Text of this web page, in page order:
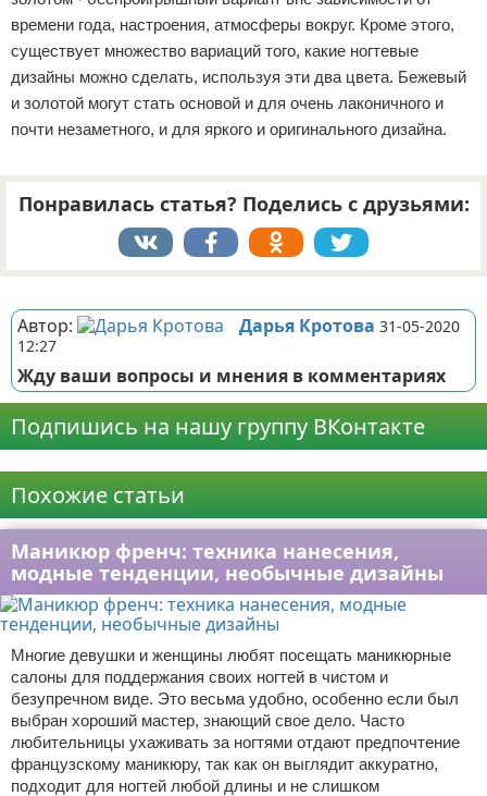
времени года, настроения, атмосферы вокруг. Кроме этого,
существует множество вариаций того, какие ногтевые
дизайны можно сделать, используя эти два цвета. Бежевый
и золотой могут стать основой и для очень лаконичного и
почти незаметного, и для яркого и оригинального дизайна.
Понравилась статья? Поделись с друзьями:
Автор: Дарья Кротова 31-05-2020
12:27
Жду ваши вопросы и мнения в комментариях
Подпишись на нашу группу ВКонтакте
Похожие статьи
Маникюр френч: техника нанесения,
модные тенденции, необычные дизайны
Многие девушки и женщины любят посещать маникюрные
салоны для поддержания своих ногтей в чистом и
безупречном виде. Это весьма удобно, особенно если был
выбран хороший мастер, знающий свое дело. Часто
любительницы ухаживать за ногтями отдают предпочтение
французскому маникюру, так как он выглядит аккуратно,
подходит для ногтей любой длины и не слишком